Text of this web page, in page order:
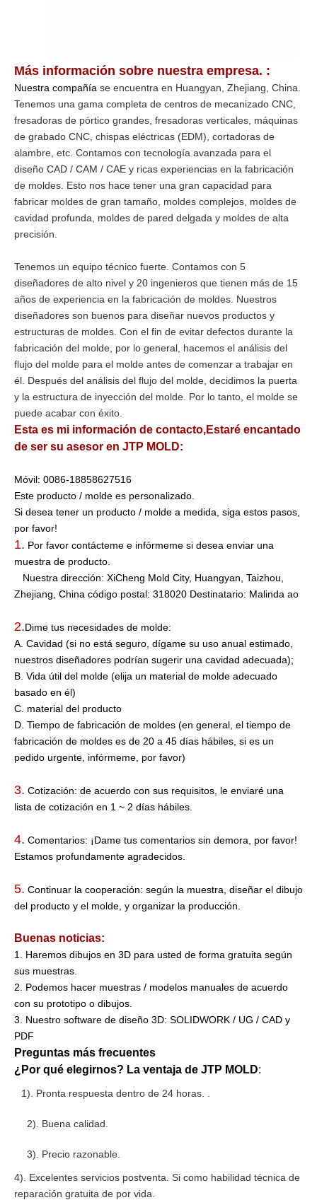
Más información sobre nuestra empresa. :
Nuestra compañía se encuentra en Huangyan, Zhejiang, China.
Tenemos una gama completa de centros de mecanizado CNC,
fresadoras de pórtico grandes, fresadoras verticales, máquinas
de grabado CNC, chispas eléctricas (EDM), cortadoras de
alambre, etc. Contamos con tecnología avanzada para el
diseño CAD / CAM / CAE y ricas experiencias en la fabricación
de moldes. Esto nos hace tener una gran capacidad para
fabricar moldes de gran tamaño, moldes complejos, moldes de
cavidad profunda, moldes de pared delgada y moldes de alta
precisión.
Tenemos un equipo técnico fuerte. Contamos con 5
diseñadores de alto nivel y 20 ingenieros que tienen más de 15
años de experiencia en la fabricación de moldes. Nuestros
diseñadores son buenos para diseñar nuevos productos y
estructuras de moldes. Con el fin de evitar defectos durante la
fabricación del molde, por lo general, hacemos el análisis del
flujo del molde para el molde antes de comenzar a trabajar en
él. Después del análisis del flujo del molde, decidimos la puerta
y la estructura de inyección del molde. Por lo tanto, el molde se
puede acabar con éxito.
Esta es mi información de contacto,Estaré encantado
de ser su asesor en JTP MOLD:
Móvil: 0086-18858627516
Este producto / molde es personalizado.
Si desea tener un producto / molde a medida, siga estos pasos,
por favor!
1. Por favor contácteme e infórmeme si desea enviar una
muestra de producto.
Nuestra dirección: XiCheng Mold City, Huangyan, Taizhou,
Zhejiang, China código postal: 318020 Destinatario: Malinda ao
2.Dime tus necesidades de molde:
A. Cavidad (si no está seguro, dígame su uso anual estimado,
nuestros diseñadores podrían sugerir una cavidad adecuada);
B. Vida útil del molde (elija un material de molde adecuado
basado en él)
C. material del producto
D. Tiempo de fabricación de moldes (en general, el tiempo de
fabricación de moldes es de 20 a 45 días hábiles, si es un
pedido urgente, infórmeme, por favor)
3. Cotización: de acuerdo con sus requisitos, le enviaré una
lista de cotización en 1 ~ 2 días hábiles.
4. Comentarios: ¡Dame tus comentarios sin demora, por favor!
Estamos profundamente agradecidos.
5. Continuar la cooperación: según la muestra, diseñar el dibujo
del producto y el molde, y organizar la producción.
Buenas noticias:
1. Haremos dibujos en 3D para usted de forma gratuita según
sus muestras.
2. Podemos hacer muestras / modelos manuales de acuerdo
con su prototipo o dibujos.
3. Nuestro software de diseño 3D: SOLIDWORK / UG / CAD y
PDF
Preguntas más frecuentes
¿Por qué elegirnos? La ventaja de JTP MOLD:
1). Pronta respuesta dentro de 24 horas. .
2). Buena calidad.
3). Precio razonable.
4). Excelentes servicios postventa. Si como habilidad técnica de
reparación gratuita de por vida.